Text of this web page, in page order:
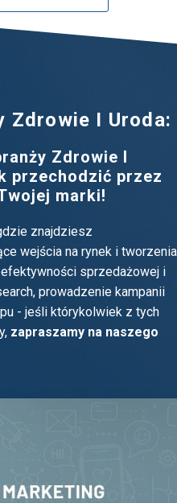
Zdrowie I Uroda:
Zdrowie I
przechodzić przez
marki!
znajdziesz
wejścia na rynek i tworzenia
sprzedażowej i
prowadzenie kampanii
- jeśli którykolwiek z tych
zapraszamy na naszego